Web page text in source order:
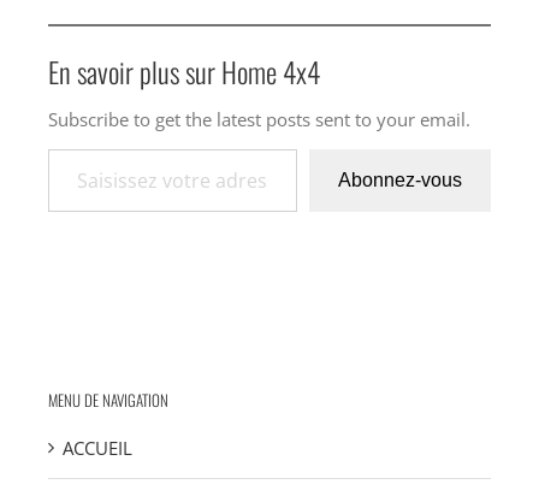
En savoir plus sur Home 4x4
Subscribe to get the latest posts sent to your email.
Saisissez votre adresse e-mail…
Abonnez-vous
MENU DE NAVIGATION
ACCUEIL